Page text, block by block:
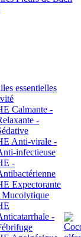
essentielles
Calmante -
-
Anti-virale -
infectieuse
-
Expectorante
Mucolytique
-